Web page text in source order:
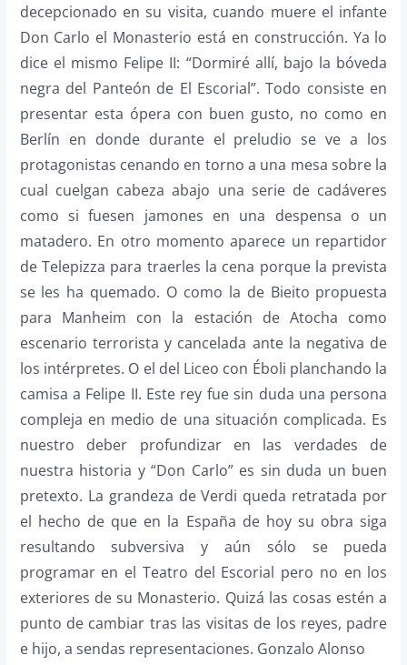
decepcionado en su visita, cuando muere el infante
Don Carlo el Monasterio está en construcción. Ya lo
dice el mismo Felipe II: “Dormiré allí, bajo la bóveda
negra del Panteón de El Escorial”. Todo consiste en
presentar esta ópera con buen gusto, no como en
Berlín en donde durante el preludio se ve a los
protagonistas cenando en torno a una mesa sobre la
cual cuelgan cabeza abajo una serie de cadáveres
como si fuesen jamones en una despensa o un
matadero. En otro momento aparece un repartidor
de Telepizza para traerles la cena porque la prevista
se les ha quemado. O como la de Bieito propuesta
para Manheim con la estación de Atocha como
escenario terrorista y cancelada ante la negativa de
los intérpretes. O el del Liceo con Éboli planchando la
camisa a Felipe II. Este rey fue sin duda una persona
compleja en medio de una situación complicada. Es
nuestro deber profundizar en las verdades de
nuestra historia y “Don Carlo” es sin duda un buen
pretexto. La grandeza de Verdi queda retratada por
el hecho de que en la España de hoy su obra siga
resultando subversiva y aún sólo se pueda
programar en el Teatro del Escorial pero no en los
exteriores de su Monasterio. Quizá las cosas estén a
punto de cambiar tras las visitas de los reyes, padre
e hijo, a sendas representaciones. Gonzalo Alonso